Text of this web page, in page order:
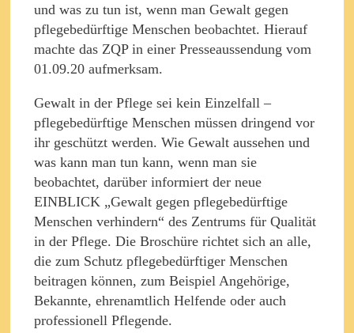
und was zu tun ist, wenn man Gewalt gegen
pflegebedürftige Menschen beobachtet. Hierauf
machte das ZQP in einer Presseaussendung vom
01.09.20 aufmerksam.
Gewalt in der Pflege sei kein Einzelfall –
pflegebedürftige Menschen müssen dringend vor
ihr geschützt werden. Wie Gewalt aussehen und
was kann man tun kann, wenn man sie
beobachtet, darüber informiert der neue
EINBLICK „Gewalt gegen pflegebedürftige
Menschen verhindern“ des Zentrums für Qualität
in der Pflege. Die Broschüre richtet sich an alle,
die zum Schutz pflegebedürftiger Menschen
beitragen können, zum Beispiel Angehörige,
Bekannte, ehrenamtlich Helfende oder auch
professionell Pflegende.